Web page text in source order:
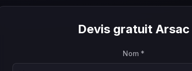
Devis gratuit Arsac
Nom *